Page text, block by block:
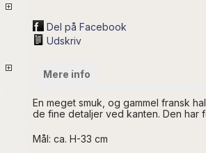
Del på Facebook
Udskriv
Mere info
En meget smuk, og gammel fransk
de fine detaljer ved kanten. Den har
Mål: ca. H-33 cm